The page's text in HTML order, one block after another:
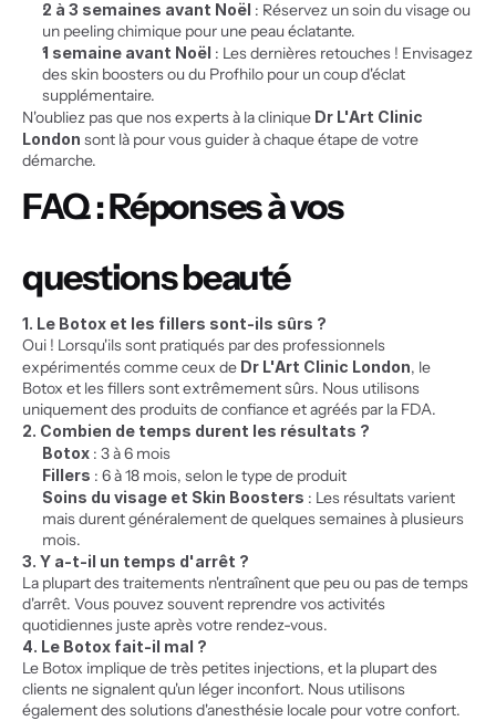
2 à 3 semaines avant Noël : Réservez un soin du visage ou
un peeling chimique pour une peau éclatante.
1 semaine avant Noël : Les dernières retouches ! Envisagez
des skin boosters ou du Profhilo pour un coup d'éclat
supplémentaire.
N'oubliez pas que nos experts à la clinique Dr L'Art Clinic
London sont là pour vous guider à chaque étape de votre
démarche.
FAQ : Réponses à vos
questions beauté
1. Le Botox et les fillers sont-ils sûrs ?
Oui ! Lorsqu'ils sont pratiqués par des professionnels
expérimentés comme ceux de Dr L'Art Clinic London, le
Botox et les fillers sont extrêmement sûrs. Nous utilisons
uniquement des produits de confiance et agréés par la FDA.
2. Combien de temps durent les résultats ?
Botox : 3 à 6 mois
Fillers : 6 à 18 mois, selon le type de produit
Soins du visage et Skin Boosters : Les résultats varient
mais durent généralement de quelques semaines à plusieurs
mois.
3. Y a-t-il un temps d'arrêt ?
La plupart des traitements n'entraînent que peu ou pas de temps
d'arrêt. Vous pouvez souvent reprendre vos activités
quotidiennes juste après votre rendez-vous.
4. Le Botox fait-il mal ?
Le Botox implique de très petites injections, et la plupart des
clients ne signalent qu'un léger inconfort. Nous utilisons
également des solutions d'anesthésie locale pour votre confort.